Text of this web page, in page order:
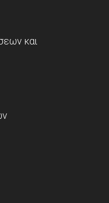
και